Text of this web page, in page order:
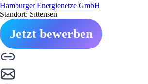
Hamburger Energienetze GmbH
Standort: Sittensen
Jetzt bewerben